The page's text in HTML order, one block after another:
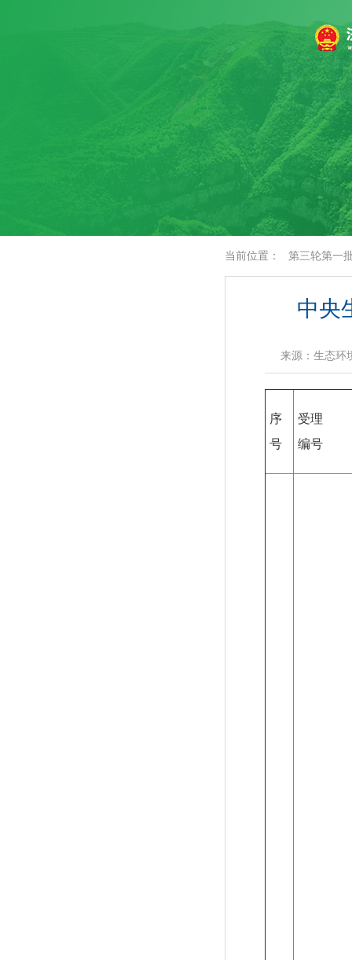
当前位置： 第三轮第一
中央
来源：生态环
序
号
受理
编号